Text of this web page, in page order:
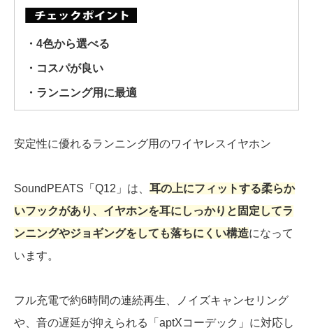
・4色から選べる
・コスパが良い
・ランニング用に最適
安定性に優れるランニング用のワイヤレスイヤホン
SoundPEATS「Q12」は、 耳の上にフィットする柔らか
いフックがあり、イヤホンを耳にしっかりと固定してラ
ンニングやジョギングをしても落ちにくい構造になって
います。
フル充電で約6時間の連続再生、ノイズキャンセリング
や、音の遅延が抑えられる「aptXコーデック」に対応し